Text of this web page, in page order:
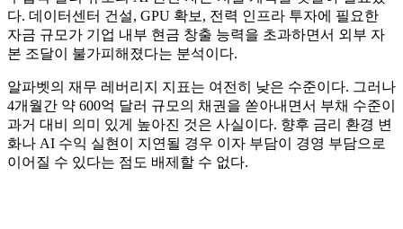
다. 데이터센터 건설, GPU 확보, 전력 인프라 투자에 필요한
자금 규모가 기업 내부 현금 창출 능력을 초과하면서 외부 자
본 조달이 불가피해졌다는 분석이다.
알파벳의 재무 레버리지 지표는 여전히 낮은 수준이다. 그러나
4개월간 약 600억 달러 규모의 채권을 쏟아내면서 부채 수준이
과거 대비 의미 있게 높아진 것은 사실이다. 향후 금리 환경 변
화나 AI 수익 실현이 지연될 경우 이자 부담이 경영 부담으로
이어질 수 있다는 점도 배제할 수 없다.